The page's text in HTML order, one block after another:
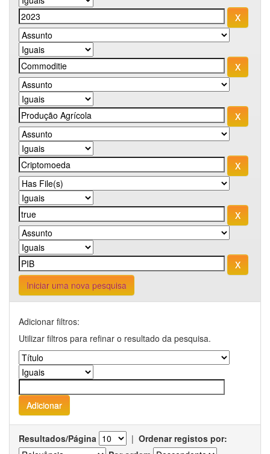
Iniciar uma nova pesquisa
Adicionar filtros:
Utilizar filtros para refinar o resultado da pesquisa.
Resultados/Página | Ordenar registos por: